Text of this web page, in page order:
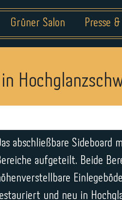
Grüner Salon Presse
abschließbare
aufgeteilt. Beide
und neu in